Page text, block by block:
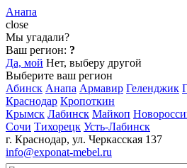
Анапа
close
Мы угадали?
Ваш регион: ?
Да, мой Нет, выберу другой
Выберите ваш регион
Абинск Анапа Армавир Геленджик
Краснодар Кропоткин
Крымск Лабинск Майкоп
Сочи Тихорецк Усть-Лабинск
г. Краснодар, ул. Черкасская 137
info@exponat-mebel.ru